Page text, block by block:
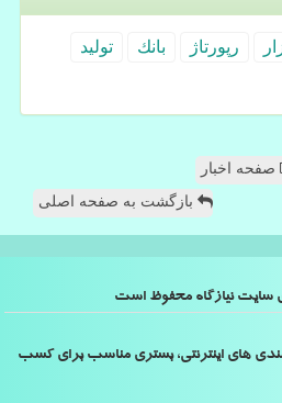
رپورتاژ بانك
تولید
صفحه اخبار
بازگشت به صفحه اصلی
های اینترنتی، بستری مناسب برای کسب